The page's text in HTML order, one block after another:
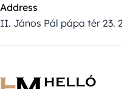
Address
II. János Pál pápa tér 23.